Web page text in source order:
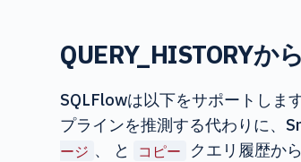
QUERY_HISTORY
SQLFlowは以下をサポートしま
プラインを推測する代わりに、
ージ 、 と コピー
クエリ履歴か